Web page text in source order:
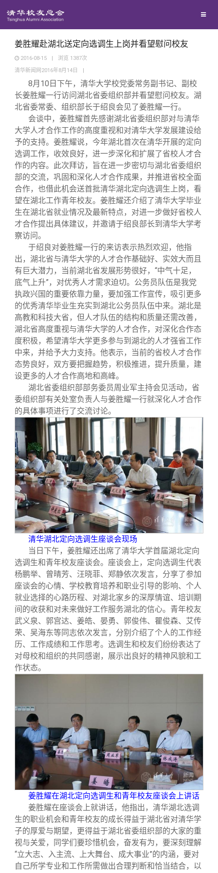
地区联络
年级联络
院系校友工作
专业委员会
兴趣群体
西南联大校友会
回馈母校
捐赠项目
捐赠新闻
捐赠纪事
捐赠方法
义工计划
媒体平台
《清华校友通讯》
《水木清华》
我要订阅
新媒体平台
百年清华
清华人物
清华故事
青春风采
校友文苑
校友讲坛
校友视界
校友服务
终身学习
信息化服务
三创大赛
实用信息
校友总会
总会简介
会长致辞
总会章程
理事会名单
制度法规
联系我们
关闭
姜胜耀赴湖北送定向选调生上岗并看望慰问校友
2016-08-15 | 浏览 1387次
清华新闻网2016年8月14日
|
8月10日下午，清华大学校党委常务副书记、副校
长姜胜耀一行访问湖北省委组织部并看望慰问校友。湖
北省委常委、组织部长于绍良会见了姜胜耀一行。
会谈中，姜胜耀首先感谢湖北省委组织部对与清华
大学人才合作工作的高度重视和对清华大学发展建设给
予的支持。姜胜耀说，今年湖北首次在清华开展的定向
选调工作，收效良好，进一步深化和扩展了省校人才合
作的内容。此次拜访，旨在进一步密切与湖北省委组织
部的交流，巩固和深化人才合作成果，并推进省校全面
合作，也借此机会送首批清华湖北定向选调生上岗，看
望在湖北工作青年校友。姜胜耀还介绍了清华大学毕业
生在湖北省就业情况及最新特点，对进一步做好省校人
才合作提出具体建议，并邀请于绍良部长到清华大学考
察访问。
于绍良对姜胜耀一行的来访表示热烈欢迎，他指
出，湖北省与清华大学的人才合作基础好、实效大而且
有巨大潜力，当前湖北省发展形势很好，“中气十足，
底气上升”，对优秀人才需求迫切。公务员队伍是我党
执政兴国的重要依靠力量，要加强工作宣传，吸引更多
的优秀清华毕业生充实到湖北公务员队伍中来。湖北是
高教和科技大省，但人才队伍的结构和质量还需改善，
湖北省高度重视与清华大学的人才合作，对深化合作态
度积极，希望清华大学更多参与到湖北的人才强省工作
中来，并给予大力支持。他表示，当前的省校人才合作
态势良好，双方要把握趋势，积极推进，提升质量，建
设更多的人才合作高地和高峰。
湖北省委组织部部务委员周业军主持会见活动，省
委组织部有关处室负责人与姜胜耀一行就深化人才合作
的具体事项进行了交流讨论。
清华湖北定向选调生座谈会现场
当日下午，姜胜耀还出席了清华大学首届湖北定向
选调生和青年校友座谈会。座谈会上，定向选调生代表
杨鹏举、曾晴芳、汪晓菲、郑静依次发言，分享了参加
座谈会的心情、学校教育培养和职业引导的影响、个人
就业选择的心路历程、对湖北家乡的深厚情谊、培训期
间的收获和对未来做好工作服务湖北的信心。青年校友
武义泉、郭宫达、姜皓、晏勇、郭俊伟、瞿俊森、艾传
荣、吴海东等同志依次发言，分别介绍了个人的工作经
历、工作成绩和工作思考。选调生和校友们纷纷表达了
对母校和组织的共同感谢，展示出良好的精神风貌和工
作状态。
姜胜耀在湖北定向选调生和青年校友座谈会上讲话
姜胜耀在座谈会上就讲话，他指出，清华湖北选调
生的职业机会和青年校友的成长得益于湖北省对清华学
子的厚爱与期望，更得益于湖北省委组织部的大家的重
视与关爱，同学们要珍惜机会，奋发有为，要深刻理解
“立大志、入主流、上大舞台、成大事业”的内涵，要对
自己所学专业和工作所需做出合理判断和恰当结合，以